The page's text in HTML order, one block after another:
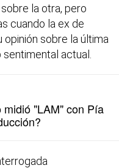
la otra, pero
cuando la ex de
opinión sobre la última
actual.
midió "LAM" con Pía